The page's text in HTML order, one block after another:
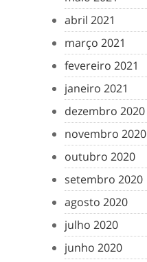
abril 2021
março 2021
fevereiro 2021
janeiro 2021
dezembro 2020
novembro 2020
outubro 2020
setembro 2020
agosto 2020
julho 2020
junho 2020